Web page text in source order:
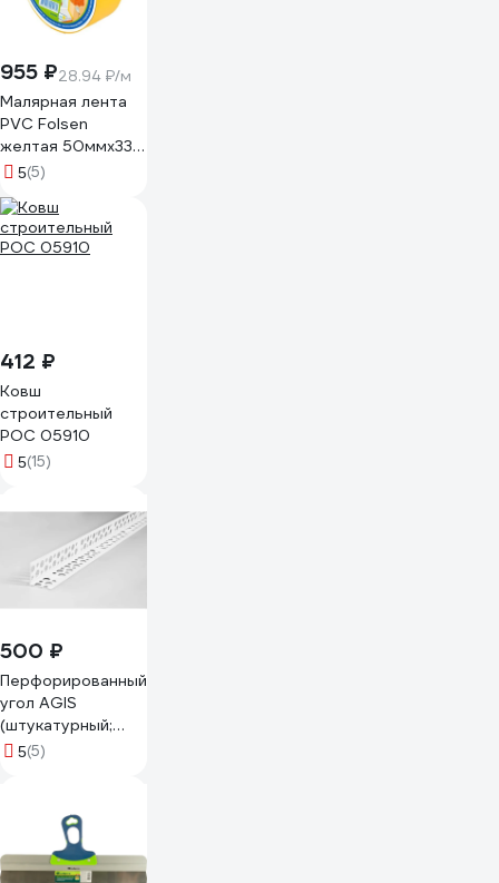
955 ₽28.94 ₽/м
Малярная лента
PVC Folsen
желтая 50ммx33м
0243350
5(5)
412 ₽
Ковш
строительный
РОС 05910
5(15)
500 ₽
Перфорированный
угол AGIS
(штукатурный;
ПВХ; 25x25x3000
5(5)